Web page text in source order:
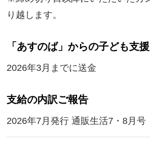
り越します。
「あすのば」からの子ども支援
2026年3月までに送金
支給の内訳ご報告
2026年7月発行 通販生活7・8月号